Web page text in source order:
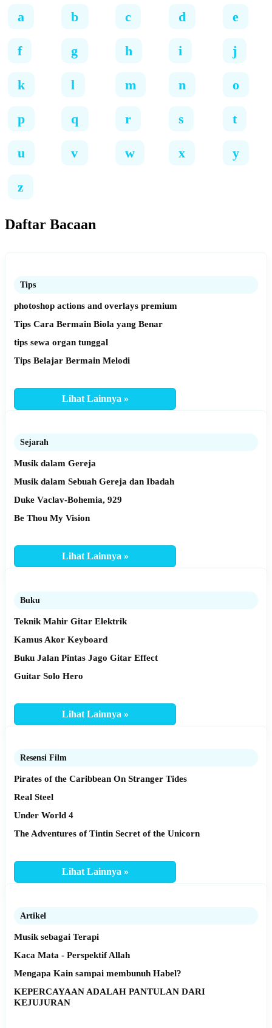
a b c d e
f g h i j
k l m n o
p q r s t
u v w x y
z
Daftar Bacaan
Tips
photoshop actions and overlays premium
Tips Cara Bermain Biola yang Benar
tips sewa organ tunggal
Tips Belajar Bermain Melodi
Lihat Lainnya »
Sejarah
Musik dalam Gereja
Musik dalam Sebuah Gereja dan Ibadah
Duke Vaclav-Bohemia, 929
Be Thou My Vision
Lihat Lainnya »
Buku
Teknik Mahir Gitar Elektrik
Kamus Akor Keyboard
Buku Jalan Pintas Jago Gitar Effect
Guitar Solo Hero
Lihat Lainnya »
Resensi Film
Pirates of the Caribbean On Stranger Tides
Real Steel
Under World 4
The Adventures of Tintin Secret of the Unicorn
Lihat Lainnya »
Artikel
Musik sebagai Terapi
Kaca Mata - Perspektif Allah
Mengapa Kain sampai membunuh Habel?
KEPERCAYAAN ADALAH PANTULAN DARI
KEJUJURAN